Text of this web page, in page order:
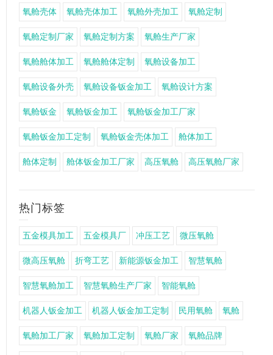
氧舱壳体 氧舱壳体加工 氧舱外壳加工 氧舱定制
氧舱定制厂家 氧舱定制方案 氧舱生产厂家
氧舱舱体加工 氧舱舱体定制 氧舱设备加工
氧舱设备外壳 氧舱设备钣金加工 氧舱设计方案
氧舱钣金 氧舱钣金加工 氧舱钣金加工厂家
氧舱钣金加工定制 氧舱钣金壳体加工 舱体加工
舱体定制 舱体钣金加工厂家 高压氧舱 高压氧舱厂家
热门标签
五金模具加工 五金模具厂 冲压工艺 微压氧舱
微高压氧舱 折弯工艺 新能源钣金加工 智慧氧舱
智慧氧舱加工 智慧氧舱生产厂家 智能氧舱
机器人钣金加工 机器人钣金加工定制 民用氧舱 氧舱
氧舱加工厂家 氧舱加工定制 氧舱厂家 氧舱品牌